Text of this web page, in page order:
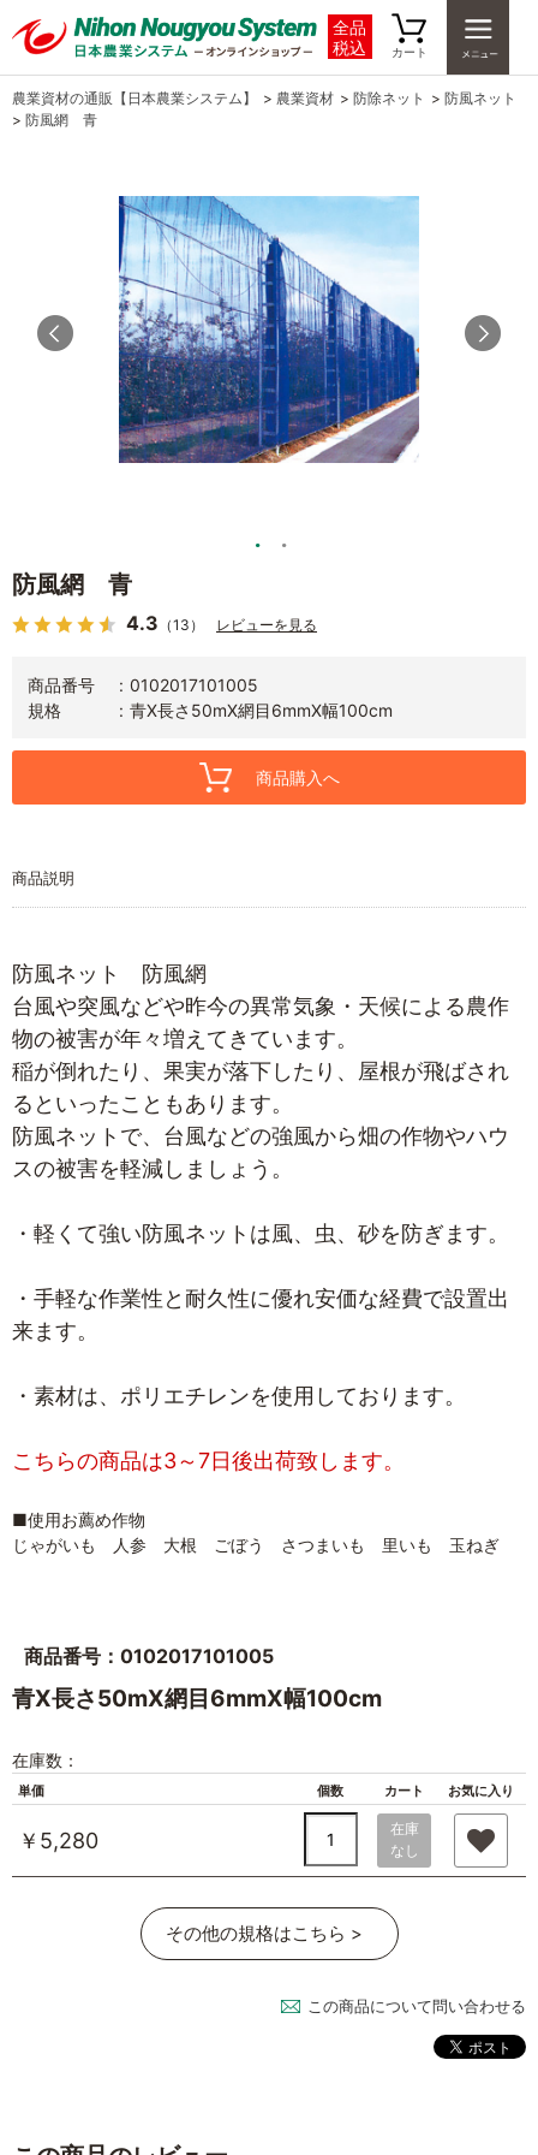
全品
税込
カート
農業資材の通販【日本農業システム】 > 農業資材 > 防除ネット > 防風ネット
> 防風網 青
防風網 青
4.3 （13） レビューを見る
商品番号
0102017101005
規格
青X長さ50mX網目6mmX幅100cm
商品購入へ
商品説明
防風ネット 防風網
台風や突風などや昨今の異常気象・天候による農作
物の被害が年々増えてきています。
稲が倒れたり、果実が落下したり、屋根が飛ばされ
るといったこともあります。
防風ネットで、台風などの強風から畑の作物やハウ
スの被害を軽減しましょう。
・軽くて強い防風ネットは風、虫、砂を防ぎます。
・手軽な作業性と耐久性に優れ安価な経費で設置出
来ます。
・素材は、ポリエチレンを使用しております。
こちらの商品は3～7日後出荷致します。
■使用お薦め作物
じゃがいも 人参 大根 ごぼう さつまいも 里いも 玉ねぎ
商品番号：0102017101005
青X長さ50mX網目6mmX幅100cm
在庫数：
単価 個数 カート お気に入り
￥5,280
在庫
なし
その他の規格はこちら >
この商品について問い合わせる